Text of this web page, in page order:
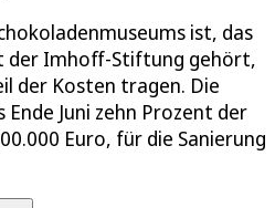
ist, das
der Imhoff-Stiftung gehört,
der Kosten tragen. Die
Juni zehn Prozent der
Euro, für die Sanierung